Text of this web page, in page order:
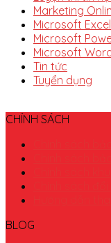
Marketing
Microsoft Excel
Microsoft
Microsoft
Tin tức
Tuyển dụng
CHÍNH SÁCH
BLOG